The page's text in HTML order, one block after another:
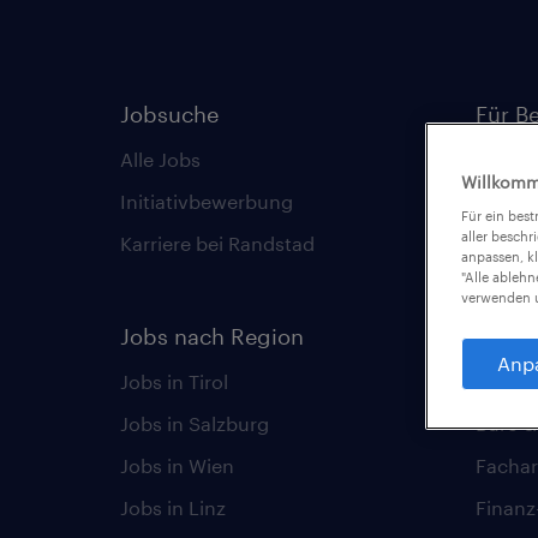
Jobsuche
Alle Jobs
Initiativbewerbung
Karriere bei Randstad
Jobs nach Region
Jobs in Tirol
Jobs in Salzburg
Jobs in Wien
Jobs in Linz
Für
Büro
Für ein
aller
anpassen,
"Alle
verwenden